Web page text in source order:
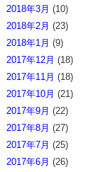
2018年3月 (10)
2018年2月 (23)
2018年1月 (9)
2017年12月 (18)
2017年11月 (18)
2017年10月 (21)
2017年9月 (22)
2017年8月 (27)
2017年7月 (25)
2017年6月 (26)